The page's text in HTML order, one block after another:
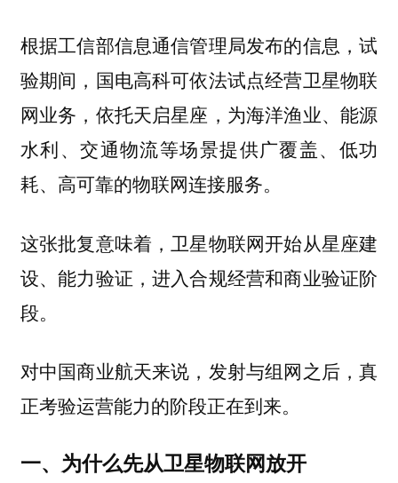
根据工信部信息通信管理局发布的信息，试
验期间，国电高科可依法试点经营卫星物联
网业务，依托天启星座，为海洋渔业、能源
水利、交通物流等场景提供广覆盖、低功
耗、高可靠的物联网连接服务。
这张批复意味着，卫星物联网开始从星座建
设、能力验证，进入合规经营和商业验证阶
段。
对中国商业航天来说，发射与组网之后，真
正考验运营能力的阶段正在到来。
一、为什么先从卫星物联网放开